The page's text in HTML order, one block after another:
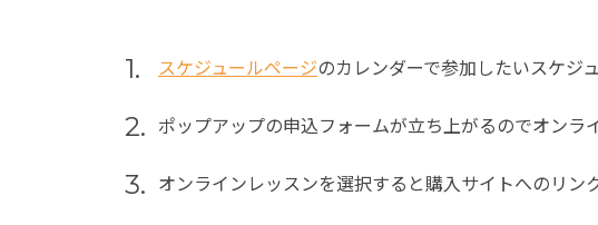
1. スケジュールページのカレンダーで参加したいスケジ
2. ポップアップの申込フォームが立ち上がるのでオンラ
3. オンラインレッスンを選択すると購入サイトへのリ